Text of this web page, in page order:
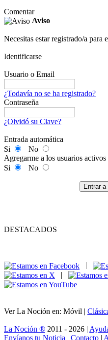
Comentar
Aviso
Necesitas estar registrado/a para
Identificarse
Usuario o Email
¿Todavía no se ha registrado?
Contraseña
¿Olvidó su Clave?
Entrada automática
Si
No
Agregarme a los usuarios activos
Si
No
Entrar
DESTACADOS
|
Ver La Noción en: Móvil |
La Noción ® 2011 - 2026 |
Envíanos tu Noticia | Contacto |